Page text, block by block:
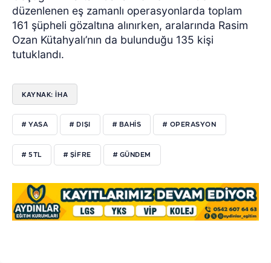
düzenlenen eş zamanlı operasyonlarda toplam
161 şüpheli gözaltına alınırken, aralarında Rasim
Ozan Kütahyalı’nın da bulunduğu 135 kişi
tutuklandı.
KAYNAK: İHA
# YASA # DIŞI # BAHİS # OPERASYON
# 5TL # ŞİFRE # GÜNDEM